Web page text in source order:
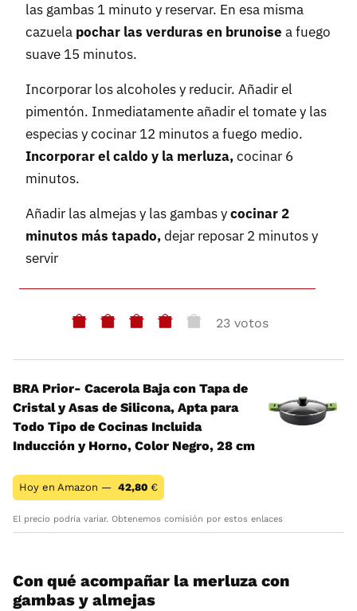
las gambas 1 minuto y reservar. En esa misma
cazuela pochar las verduras en brunoise a fuego
suave 15 minutos.
Incorporar los alcoholes y reducir. Añadir el
pimentón. Inmediatamente añadir el tomate y las
especias y cocinar 12 minutos a fuego medio.
Incorporar el caldo y la merluza,cocinar 6
minutos.
Añadir las almejas y las gambas ycocinar 2
minutos más tapado,dejar reposar 2 minutos y
servir
23 votos
BRA Prior- Cacerola Baja con Tapa de
Cristal y Asas de Silicona, Apta para
Todo Tipo de Cocinas Incluida
Inducción y Horno, Color Negro, 28 cm
Hoy en Amazon — 42,80 €
El precio podría variar. Obtenemos comisión por estos enlaces
Con qué acompañar la merluza con
gambas y almejas